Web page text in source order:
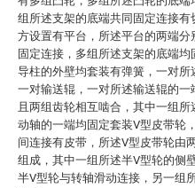
组所述支架的底端共同固定连接
方设置有平台，所述平台的两端分
固定连接，多组所述支架的底端
导柱的外壁均套装有弹簧，一对
一对输送辊，一对所述输送辊的一
且两组齿轮相互啮合，其中一组
动轴的一端均固定套装V型皮带轮
间连接有皮带，所述V型皮带轮由
组成，其中一组所述半V型轮的侧
半V型轮与转轴滑动连接，另一组